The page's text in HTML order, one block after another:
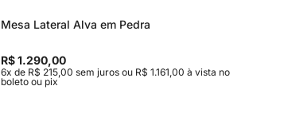
Mesa Lateral Alva em Pedra
R$ 1.290,00
6x de R$ 215,00 sem juros ou R$ 1.161,00 à vista no
boleto ou pix